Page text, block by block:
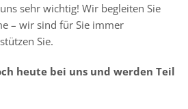
sehr wichtig! Wir begleiten Sie
– wir sind für Sie immer
Sie.
heute bei uns und werden Teil